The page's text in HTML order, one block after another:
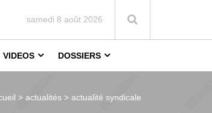
samedi 8 août 2026
VIDEOS DOSSIERS
> actualités > actualité syndicale